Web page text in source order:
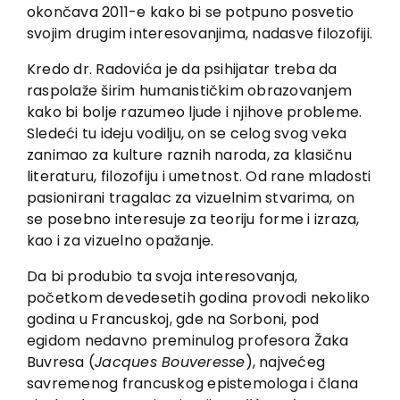
okončava 2011-e kako bi se potpuno posvetio
svojim drugim interesovanjima, nadasve filozofiji.
Kredo dr. Radovića je da psihijatar treba da
raspolaže širim humanističkim obrazovanjem
kako bi bolje razumeo ljude i njihove probleme.
Sledeći tu ideju vodilju, on se celog svog veka
zanimao za kulture raznih naroda, za klasičnu
literaturu, filozofiju i umetnost. Od rane mladosti
pasionirani tragalac za vizuelnim stvarima, on
se posebno interesuje za teoriju forme i izraza,
kao i za vizuelno opažanje.
Da bi produbio ta svoja interesovanja,
početkom devedesetih godina provodi nekoliko
godina u Francuskoj, gde na Sorboni, pod
egidom nedavno preminulog profesora Žaka
Buvresa (Jacques Bouveresse), najvećeg
savremenog francuskog epistemologa i člana